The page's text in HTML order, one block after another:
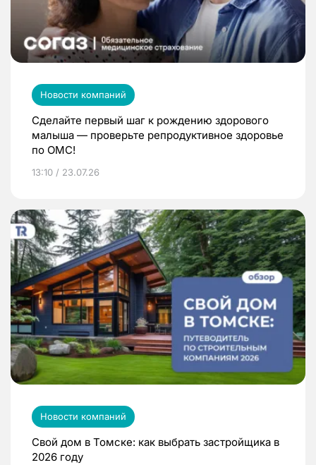
Новости компаний
Сделайте первый шаг к рождению здорового
малыша — проверьте репродуктивное здоровье
по ОМС!
13:10 / 23.07.26
Новости компаний
Свой дом в Томске: как выбрать застройщика в
2026 году